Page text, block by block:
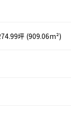
坪 (909.06m²)